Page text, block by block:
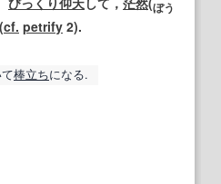
ぼう
cf. petrify 2).
棒立ちになる.